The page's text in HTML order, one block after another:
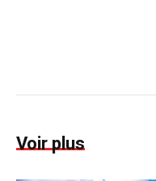
Voir plus